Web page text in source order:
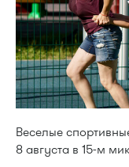
Веселые
8 августа в 15-м